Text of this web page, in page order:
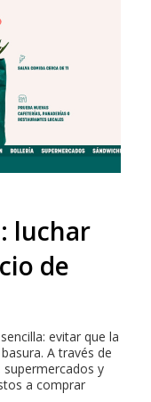
luchar
de
evitar que la
A través de
y
a comprar